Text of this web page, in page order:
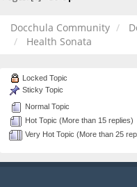
Docchula Community
Health Sonata
Normal Topic
Hot Topic (More than 15 replies)
Very Hot Topic (More than 25
Locked Topic
Sticky Topic